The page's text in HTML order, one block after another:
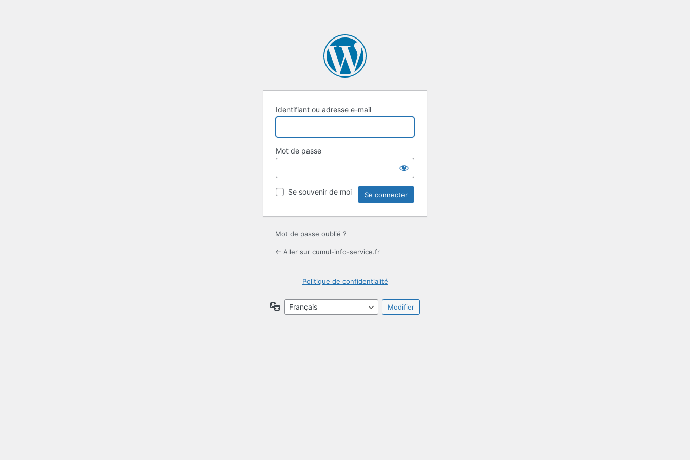
Identifiant ou adresse e-mail
Mot de passe
Se souvenir de moi
Mot de passe oublié ?
← Aller sur cumul-info-service.fr
Politique de confidentialité
Langue